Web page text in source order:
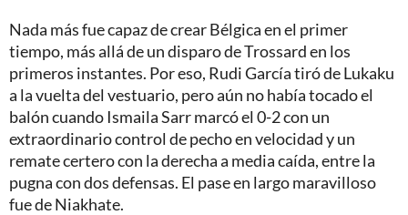
Nada más fue capaz de crear Bélgica en el primer
tiempo, más allá de un disparo de Trossard en los
primeros instantes. Por eso, Rudi García tiró de Lukaku
a la vuelta del vestuario, pero aún no había tocado el
balón cuando Ismaila Sarr marcó el 0-2 con un
extraordinario control de pecho en velocidad y un
remate certero con la derecha a media caída, entre la
pugna con dos defensas. El pase en largo maravilloso
fue de Niakhate.